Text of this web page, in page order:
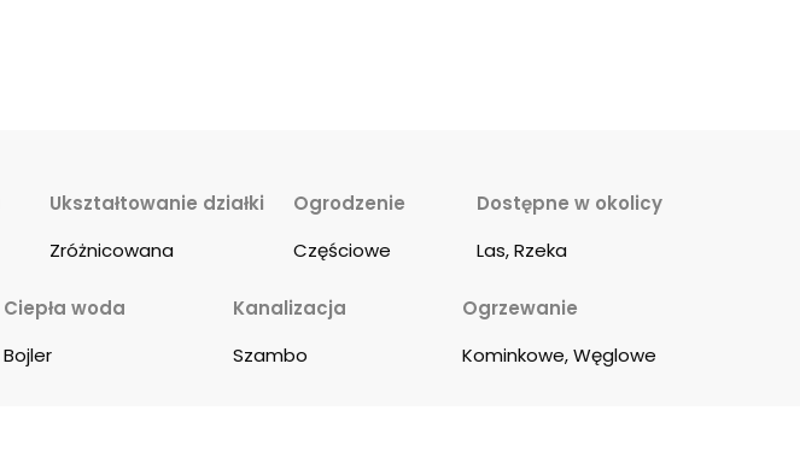
Ukształtowanie działki
Zróżnicowana
Ogrodzenie
Częściowe
Dostępne w okolicy
Las, Rzeka
Ciepła woda
Bojler
Kanalizacja
Szambo
Ogrzewanie
Kominkowe, Węglowe